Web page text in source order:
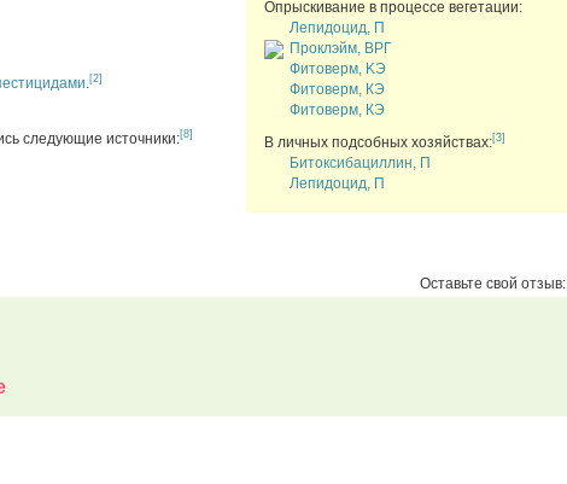
Опрыскивание в процессе вегетации:
Лепидоцид, П
Проклэйм, ВРГ
Фитоверм, KЭ
Фитоверм, КЭ
Фитоверм, КЭ
В личных подсобных хозяйствах:[3]
Битоксибациллин, П
Лепидоцид, П
.[2]
следующие источники:[8]
Оставьте свой отзыв: